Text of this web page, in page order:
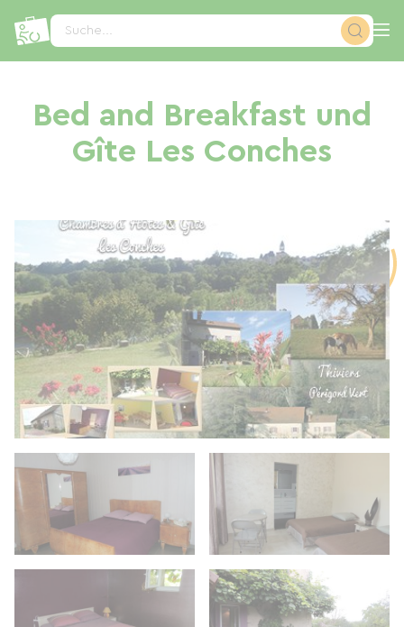
Suche...
Bed and Breakfast und
Gîte Les Conches
Cookie-Einstellungen